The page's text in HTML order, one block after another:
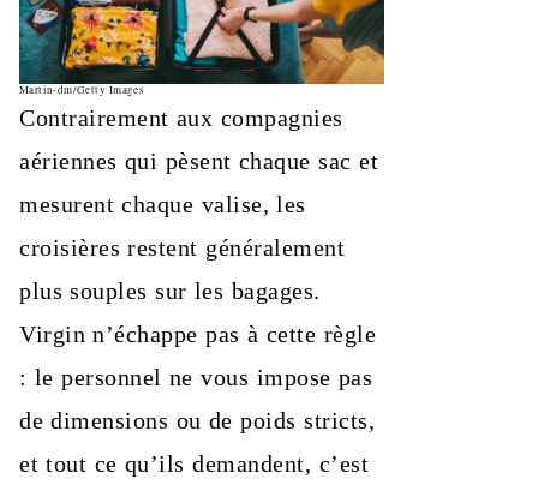
Martin-dm/Getty Images
Contrairement aux compagnies
aériennes qui pèsent chaque sac et
mesurent chaque valise, les
croisières restent généralement
plus souples sur les bagages.
Virgin n’échappe pas à cette règle
: le personnel ne vous impose pas
de dimensions ou de poids stricts,
et tout ce qu’ils demandent, c’est